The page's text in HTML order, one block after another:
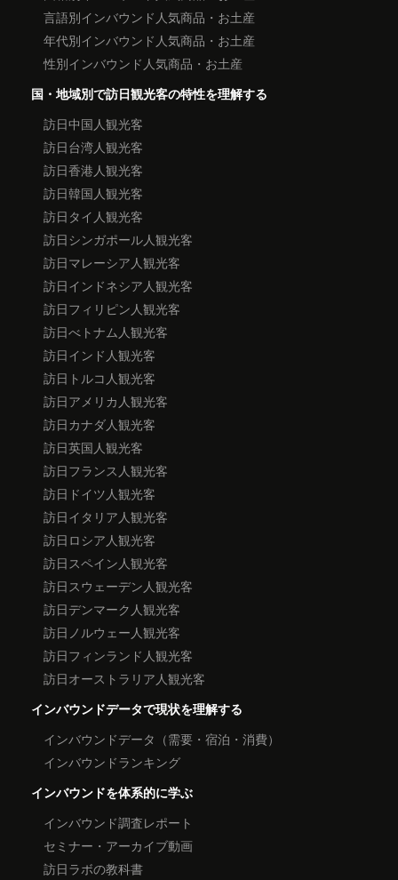
言語別インバウンド人気商品・お土産
年代別インバウンド人気商品・お土産
性別インバウンド人気商品・お土産
国・地域別で訪日観光客の特性を理解する
訪日中国人観光客
訪日台湾人観光客
訪日香港人観光客
訪日韓国人観光客
訪日タイ人観光客
訪日シンガポール人観光客
訪日マレーシア人観光客
訪日インドネシア人観光客
訪日フィリピン人観光客
訪日べトナム人観光客
訪日インド人観光客
訪日トルコ人観光客
訪日アメリカ人観光客
訪日カナダ人観光客
訪日英国人観光客
訪日フランス人観光客
訪日ドイツ人観光客
訪日イタリア人観光客
訪日ロシア人観光客
訪日スペイン人観光客
訪日スウェーデン人観光客
訪日デンマーク人観光客
訪日ノルウェー人観光客
訪日フィンランド人観光客
訪日オーストラリア人観光客
インバウンドデータで現状を理解する
インバウンドデータ（需要・宿泊・消費）
インバウンドランキング
インバウンドを体系的に学ぶ
インバウンド調査レポート
セミナー・アーカイブ動画
訪日ラボの教科書